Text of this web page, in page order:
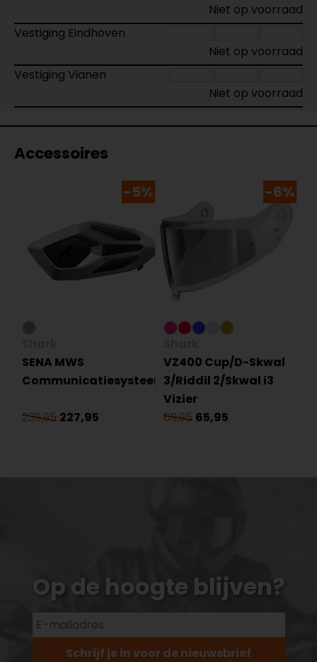
Niet op voorraad
Vestiging Eindhoven
Niet op voorraad
Vestiging Vianen
Niet op voorraad
Accessoires
-5%
SENA MWS
Communicatiesysteem
239,95 227,95
-6%
VZ400 Cup/D-Skwal
3/Riddil 2/Skwal i3
Vizier
69,95 65,95
Op de hoogte blijven?
Schrijf je in voor de nieuwsbrief